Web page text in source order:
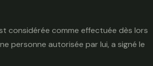
considérée comme effectuée dès lors
personne autorisée par lui, a signé le